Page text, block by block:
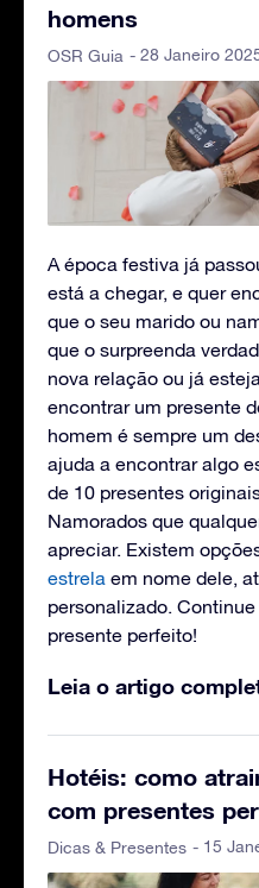
homens
OSR Guia - 28 Janeiro
A época festiva já
está a chegar, e quer
que o seu marido ou
que o surpreenda
nova relação ou já
encontrar um presente
homem é sempre um
ajuda a encontrar algo
de 10 presentes
Namorados que
apreciar. Existem
estrela em nome dele,
personalizado.
presente perfeito!
Leia o artigo
Hotéis: como
com presentes
Dicas & Presentes - 15